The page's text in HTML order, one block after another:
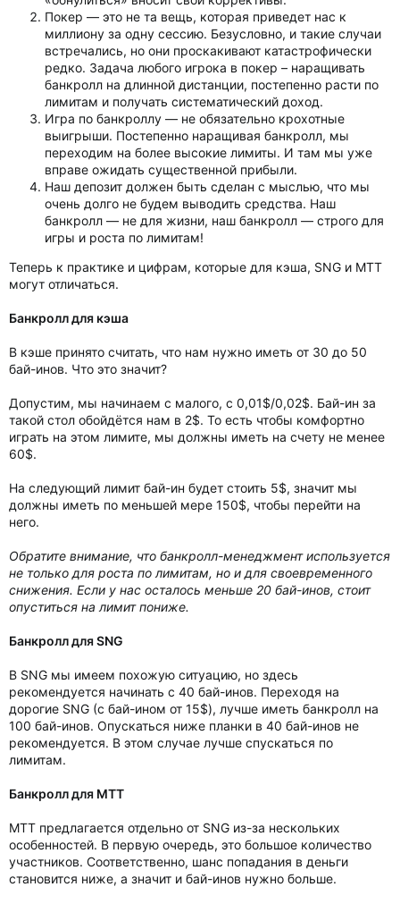
Покер — это не та вещь, которая приведет нас к
миллиону за одну сессию. Безусловно, и такие случаи
встречались, но они проскакивают катастрофически
редко. Задача любого игрока в покер – наращивать
банкролл на длинной дистанции, постепенно расти по
лимитам и получать систематический доход.
Игра по банкроллу — не обязательно крохотные
выигрыши. Постепенно наращивая банкролл, мы
переходим на более высокие лимиты. И там мы уже
вправе ожидать существенной прибыли.
Наш депозит должен быть сделан с мыслью, что мы
очень долго не будем выводить средства. Наш
банкролл — не для жизни, наш банкролл — строго для
игры и роста по лимитам!
Теперь к практике и цифрам, которые для кэша, SNG и МТТ
могут отличаться.
Банкролл для кэша
В кэше принято считать, что нам нужно иметь от 30 до 50
бай-инов. Что это значит?
Допустим, мы начинаем с малого, с 0,01$/0,02$. Бай-ин за
такой стол обойдётся нам в 2$. То есть чтобы комфортно
играть на этом лимите, мы должны иметь на счету не менее
60$.
На следующий лимит бай-ин будет стоить 5$, значит мы
должны иметь по меньшей мере 150$, чтобы перейти на
него.
Обратите внимание, что банкролл-менеджмент используется
не только для роста по лимитам, но и для своевременного
снижения. Если у нас осталось меньше 20 бай-инов, стоит
опуститься на лимит пониже.
Банкролл для SNG
В SNG мы имеем похожую ситуацию, но здесь
рекомендуется начинать с 40 бай-инов. Переходя на
дорогие SNG (с бай-ином от 15$), лучше иметь банкролл на
100 бай-инов. Опускаться ниже планки в 40 бай-инов не
рекомендуется. В этом случае лучше спускаться по
лимитам.
Банкролл для МТТ
МТТ предлагается отдельно от SNG из-за нескольких
особенностей. В первую очередь, это большое количество
участников. Соответственно, шанс попадания в деньги
становится ниже, а значит и бай-инов нужно больше.